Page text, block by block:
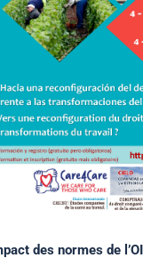
des normes de